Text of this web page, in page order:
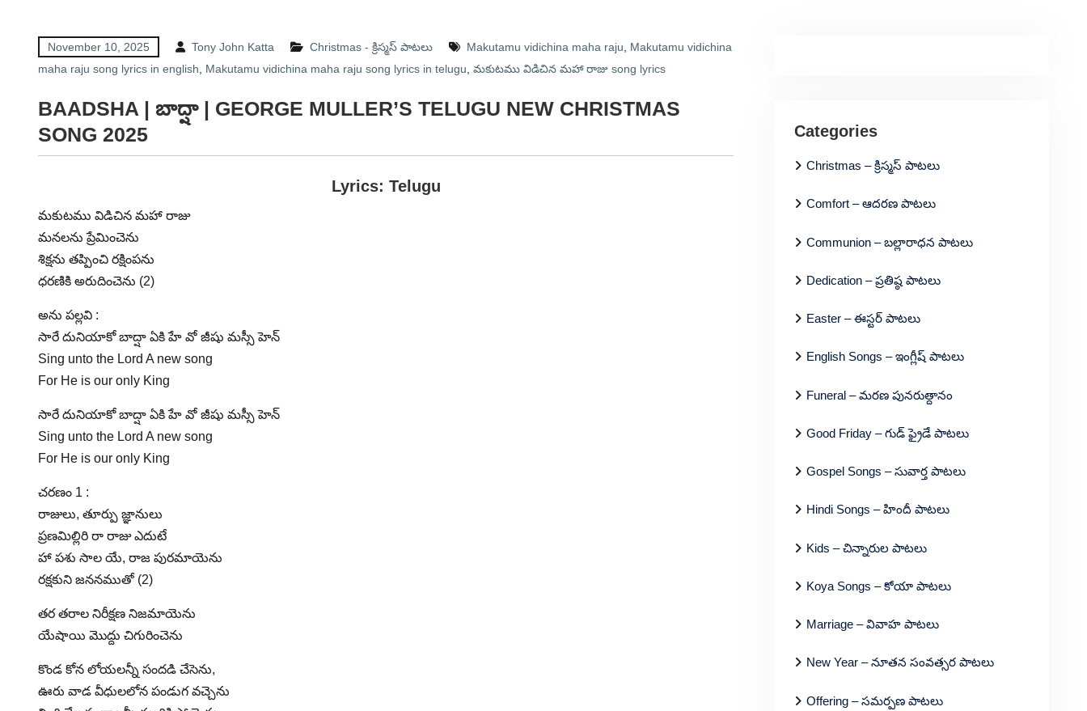
November 10, 2025 Tony John Katta Christmas - క్రిస్మస్ పాటలు Makutamu vidichina maha raju
Makutamu vidichina
maha raju song lyrics in english
Makutamu vidichina maha raju song lyrics in telugu మకుటము విడిచిన మహా రాజు song lyrics
BAADSHA | బాద్షా | GEORGE MULLER’S TELUGU NEW CHRISTMAS
SONG 2025
Lyrics: Telugu
మకుటము విడిచిన మహా రాజు
మనలను ప్రేమించెను
శిక్షను తప్పించి రక్షింపను
ధరణికి అరుదించెను (2)
అను పల్లవి :
సారే దునియాకో బాద్షా ఏకి హే వో జీషు మస్సీ హెన్
Sing unto the Lord A new song
For He is our only King
సారే దునియాకో బాద్షా ఏకి హే వో జీషు మస్సీ హెన్
Sing unto the Lord A new song
For He is our only King
చరణం 1 :
రాజులు, తూర్పు జ్ఞానులు
ప్రణమిల్లిరి రా రాజు ఎదుటే
హా పశు సాల యే, రాజ పురమాయెను
రక్షకుని జననముతో (2)
తర తరాల నిరీక్షణ నిజమాయెను
యేషాయి మొద్దు చిగురించెను
కొండ కోన లోయలన్నీ సందడి చేసెను,
ఊరు వాడ వీధులలోన పండుగ వచ్చెను
Categories
Christmas – క్రిస్మస్ పాటలు
Comfort – ఆదరణ పాటలు
Communion – బల్లారాధన పాటలు
Dedication – ప్రతిష్ఠ పాటలు
Easter – ఈస్టర్ పాటలు
English Songs – ఇంగ్లీష్ పాటలు
Funeral – మరణ పునరుత్దానం
Good Friday – గుడ్ ఫ్రైడే పాటలు
Gospel Songs – సువార్త పాటలు
Hindi Songs – హిందీ పాటలు
Kids – చిన్నారుల పాటలు
Koya Songs – కోయా పాటలు
Marriage – వివాహ పాటలు
New Year – నూతన సంవత్సర పాటలు
Offering – సమర్పణ పాటలు